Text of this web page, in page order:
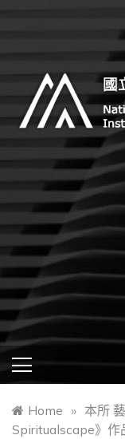
國立陽
Institute of
Home » 本所
Spiritualscape》作